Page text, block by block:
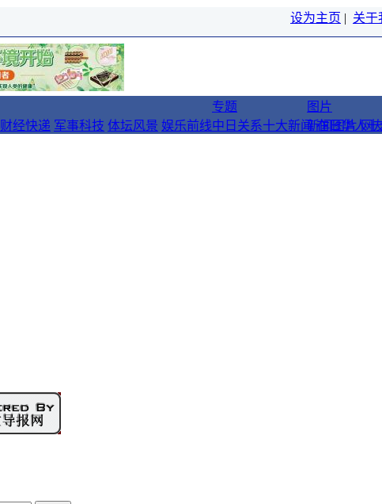
设为主页 | 关于
财经快递 军事科技 体坛风景 娱乐前线
专题
中日关系十大新闻 在日华人
图片
新闻图片 网